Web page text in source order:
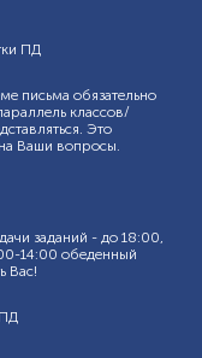
ПД
письма обязательно
классов/
Это
Ваши вопросы.
заданий - до 18:00,
14:00 обеденный
Вас!